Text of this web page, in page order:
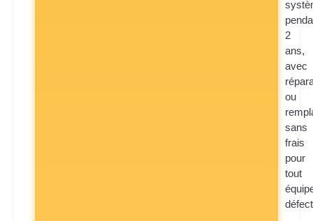
2
ans,
avec
ou
sans
frais
pour
tout